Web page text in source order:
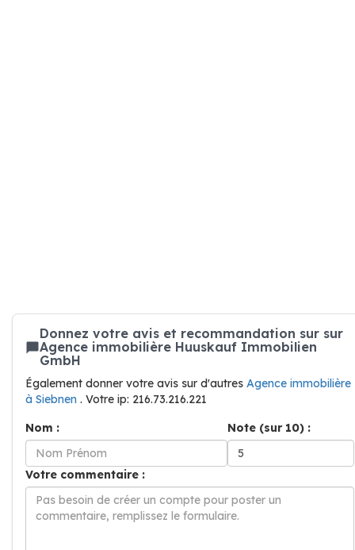
Donnez votre avis et recommandation sur sur
Agence immobilière Huuskauf Immobilien
GmbH
Également donner votre avis sur d'autres Agence immobilière
à Siebnen . Votre ip: 216.73.216.221
Nom :
Note (sur 10) :
Votre commentaire :